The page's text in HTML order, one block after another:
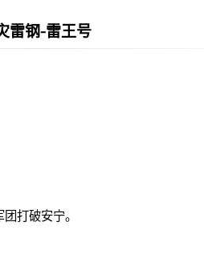
雷钢-雷王号
打破安宁。